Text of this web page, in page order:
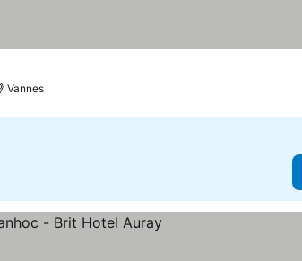
Vannes